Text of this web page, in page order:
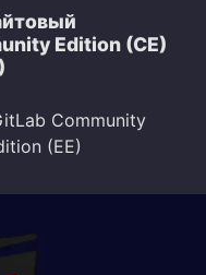
Edition (CE)
Community
(EE)